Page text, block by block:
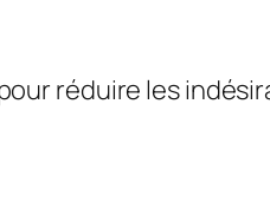
réduire les